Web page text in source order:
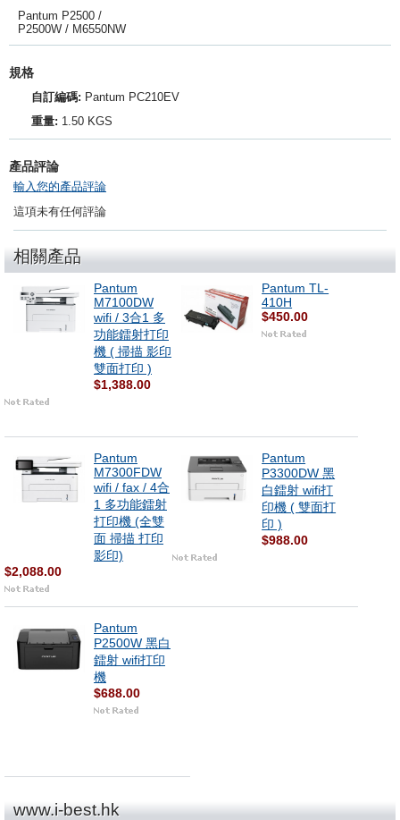
Pantum P2500 /
P2500W / M6550NW
規格
自訂編碼: Pantum PC210EV
重量: 1.50 KGS
產品評論
輸入您的產品評論
這項未有任何評論
相關產品
Pantum
M7100DW
wifi / 3合1 多
功能鐳射打印
機 ( 掃描 影印
雙面打印 )
$1,388.00
Pantum TL-
410H
$450.00
Pantum
M7300FDW
wifi / fax / 4合
1 多功能鐳射
打印機 (全雙
面 掃描 打印
影印)
$2,088.00
Pantum
P3300DW 黑
白鐳射 wifi打
印機 ( 雙面打
印 )
$988.00
Pantum
P2500W 黑白
鐳射 wifi打印
機
$688.00
www.i-best.hk